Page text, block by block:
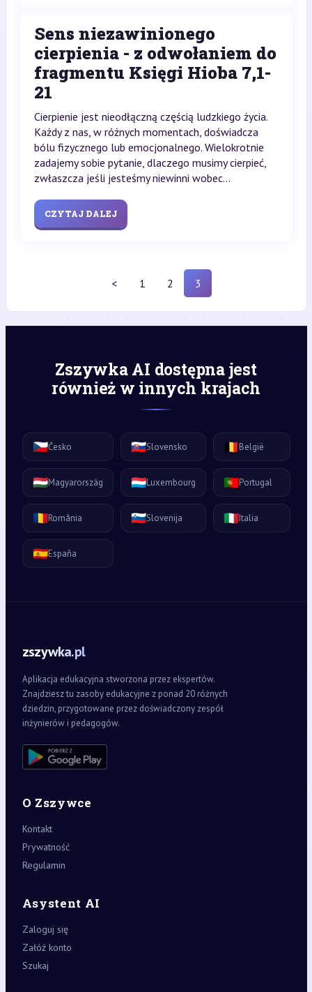
Sens niezawinionego
cierpienia - z odwołaniem do
fragmentu Księgi Hioba 7,1-
21
Cierpienie jest nieodłączną częścią ludzkiego życia.
Każdy z nas, w różnych momentach, doświadcza
bólu fizycznego lub emocjonalnego. Wielokrotnie
zadajemy sobie pytanie, dlaczego musimy cierpieć,
zwłaszcza jeśli jesteśmy niewinni wobec...
CZYTAJ DALEJ
< 1 2 3
Zszywka AI dostępna jest
również w innych krajach
🇨🇿Česko 🇸🇰Slovensko 🇧🇪België
🇭🇺Magyarország 🇱🇺Luxembourg 🇵🇹Portugal
🇷🇴România 🇸🇮Slovenija 🇮🇹Italia
🇪🇸España
zszywka.pl
Aplikacja edukacyjna stworzona przez ekspertów.
Znajdziesz tu zasoby edukacyjne z ponad 20 różnych
dziedzin, przygotowane przez doświadczony zespół
inżynierów i pedagogów.
O Zszywce
Kontakt
Prywatność
Regulamin
Asystent AI
Zaloguj się
Załóż konto
Szukaj